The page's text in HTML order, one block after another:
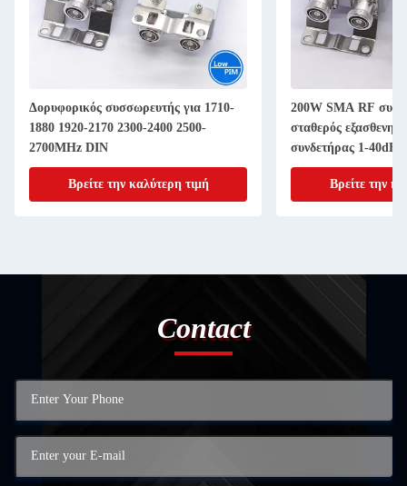
Δορυφορικός συσσωρευτής για 1710-
1880 1920-2170 2300-2400 2500-
2700MHz DIN
Βρείτε την καλύτερη τιμή
200W SMA RF
σταθερός
συνδετήρας 1-40dB
Βρείτε την
Contact